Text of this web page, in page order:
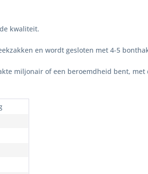
kwaliteit.
en wordt gesloten met 4-5
miljonair of een beroemdheid bent, met